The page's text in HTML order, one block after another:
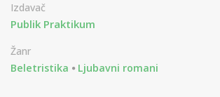
Izdavač
Publik Praktikum
Žanr
Beletristika
Ljubavni romani